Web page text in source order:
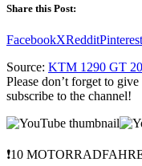
Share this Post:
FacebookXRedditPinterest
Source: KTM 1290 GT
Please don’t forget to
subscribe to the channel!
❗10